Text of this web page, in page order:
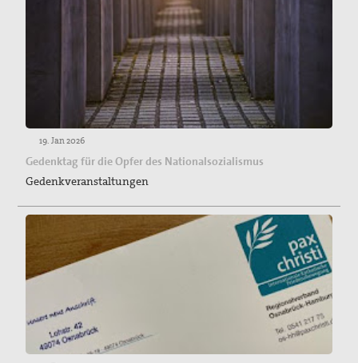
19. Jan 2026
Gedenktag für die Opfer des Nationalsozialismus
Gedenkveranstaltungen